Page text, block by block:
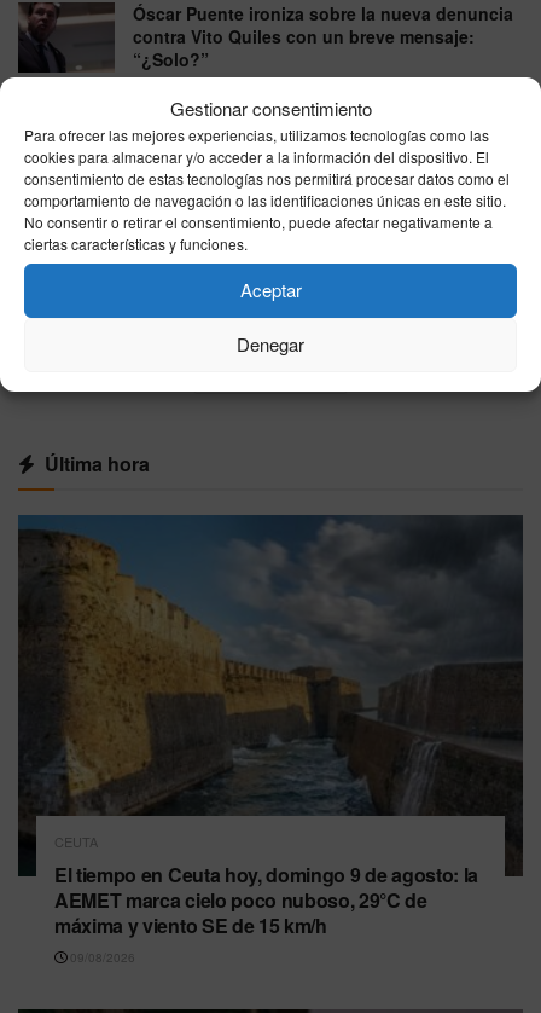
Gestionar consentimiento
Para ofrecer las mejores experiencias, utilizamos tecnologías como las
cookies para almacenar y/o acceder a la información del dispositivo. El
consentimiento de estas tecnologías nos permitirá procesar datos como el
comportamiento de navegación o las identificaciones únicas en este sitio.
No consentir o retirar el consentimiento, puede afectar negativamente a
ciertas características y funciones.
Aceptar
Denegar
Óscar Puente ironiza sobre la nueva denuncia
contra Vito Quiles con un breve mensaje:
“¿Solo?”
Vox pide excluir a Marruecos del Mundial 2030
tras la crisis migratoria de Ceuta
06/08/2026
El PP exige habilitar el Congreso y el Senado
en agosto por la crisis migratoria de Ceuta
Última hora
CEUTA
El tiempo en Ceuta hoy, domingo 9 de agosto: la
AEMET marca cielo poco nuboso, 29°C de
máxima y viento SE de 15 km/h
09/08/2026